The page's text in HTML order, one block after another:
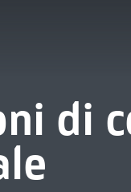
di